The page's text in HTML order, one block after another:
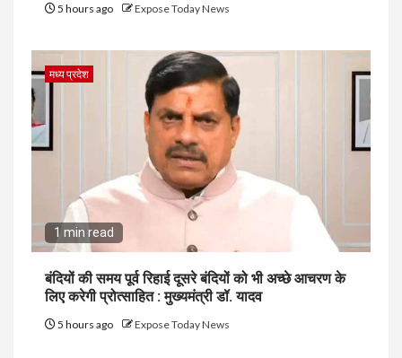
5 hours ago Expose Today News
मध्य प्रदेश
1 min read
बंदियों की समय पूर्व रिहाई दूसरे बंदियों को भी अच्छे आचरण के
लिए करेगी प्रोत्साहित : मुख्यमंत्री डॉ. यादव
5 hours ago Expose Today News